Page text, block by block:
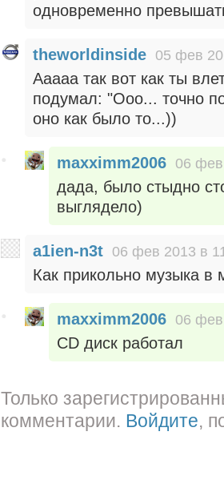
одновременно
theworldinside 05 фев
Ааааа так вот как ты
подумал: "Ооо... точно
оно как было то...))
maxximm2006 06
дада, было стыдно
выглядело)
a1ien-n3t 06 фев 2013 в
Как прикольно музыка в
maxximm2006 06
CD диск работал
Только
комментарии. Войдите,